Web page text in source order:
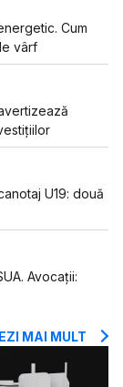
Cum
vârf
U19: două
Avocații:
MAI MULT